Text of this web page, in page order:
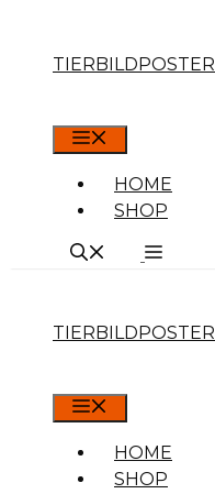
Inhalt
HOME
SHOP
HOME
SHOP